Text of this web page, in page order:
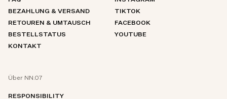
BEZAHLUNG & VERSAND
RETOUREN & UMTAUSCH
BESTELLSTATUS
KONTAKT
TIKTOK
FACEBOOK
YOUTUBE
Über NN.07
RESPONSIBILITY